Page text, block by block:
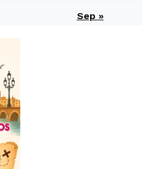
Sep »